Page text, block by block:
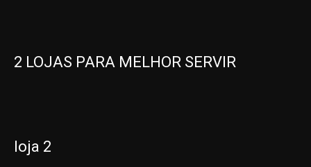
2 LOJAS PARA MELHOR SERVIR
loja 2